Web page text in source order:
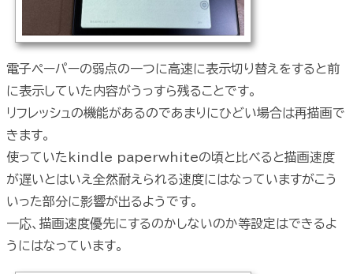
電子ペーパーの弱点の一つに高速に表示切り替えをすると前
に表示していた内容がうっすら残ることです。
リフレッシュの機能があるのであまりにひどい場合は再描画で
きます。
使っていたkindle paperwhiteの頃と比べると描画速度
が遅いとはいえ全然耐えられる速度にはなっていますがこう
いった部分に影響が出るようです。
一応、描画速度優先にするのかしないのか等設定はできるよ
うにはなっています。